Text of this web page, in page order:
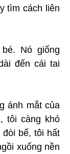
tìm cách liên
Nó giống
đến cái tai
ánh mắt của
tôi càng khó
đòi bế, tôi hất
xuống nền